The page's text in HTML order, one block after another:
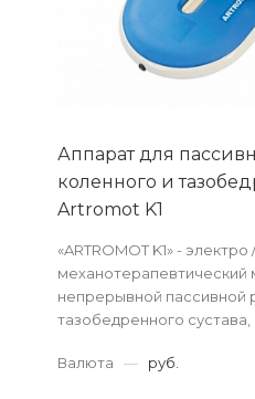
Аппарат для
коленного и
Artromot K1
«ARTROMOT K1» - электро /
механотерапевтический
непрерывной пассивной
тазобедренного
Валюта
— руб.